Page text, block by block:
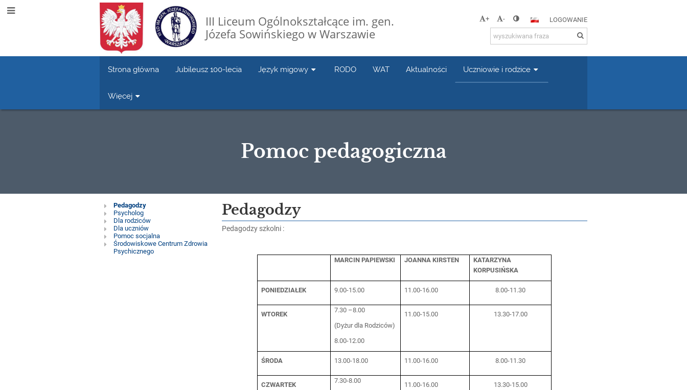
III Liceum Ogólnokształcące im. gen.
Józefa Sowińskiego w Warszawie
+ - LOGOWANIE
Strona główna Jubileusz 100-lecia Język migowy RODO WAT Aktualności Uczniowie i rodzice
Więcej
Pomoc pedagogiczna
Pomoc
pedagogiczna
Pedagodzy
Psycholog
Dla rodziców
Dla uczniów
Pomoc socjalna
Środowiskowe Centrum Zdrowia
Psychicznego
Pedagodzy
Pedagodzy szkolni :
MARCIN PAPIEWSKI JOANNA KIRSTEN
KATARZYNA
KORPUSIŃSKA
PONIEDZIAŁEK 9.00-15.00 11.00-16.00 8.00-11.30
WTOREK
7.30 –8.00
(Dyżur dla Rodziców)
8.00-12.00
11.00-15.00 13.30-17.00
ŚRODA 13.00-18.00 11.00-16.00 8.00-11.30
CZWARTEK
7.30-8.00
11.00-16.00 13.30-15.00